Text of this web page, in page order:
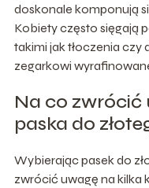
doskonale komponują
Kobiety często sięgają
takimi jak tłoczenia czy
zegarkowi
Na co zwrócić
paska do
Wybierając pasek do
zwrócić uwagę na kilka